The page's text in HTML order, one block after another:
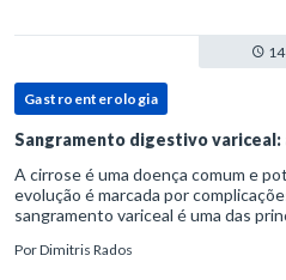
Gastroenterologia
Sangramento digestivo variceal:
A cirrose é uma doença comum e
evolução é marcada por
sangramento variceal é uma das
hipertensão port
PorDimitris Rados